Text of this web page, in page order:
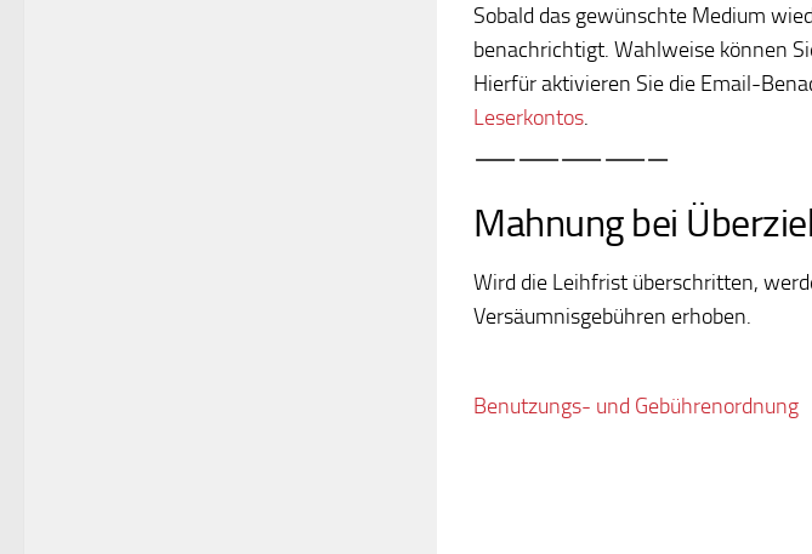
Sobald das gewünschte Medium
benachrichtigt. Wahlweise können
Hierfür aktivieren Sie die Email-
Leserkontos.
————–
Mahnung bei
Wird die Leihfrist überschritten,
Versäumnisgebühren erhoben.
Benutzungs- und Gebührenordnung